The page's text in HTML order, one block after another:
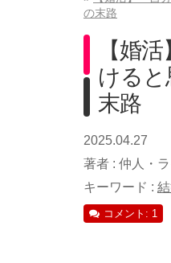
の末路
【婚
ける
末路
2025.04.27
著者 : 仲人・
キーワード :
コメント: 1